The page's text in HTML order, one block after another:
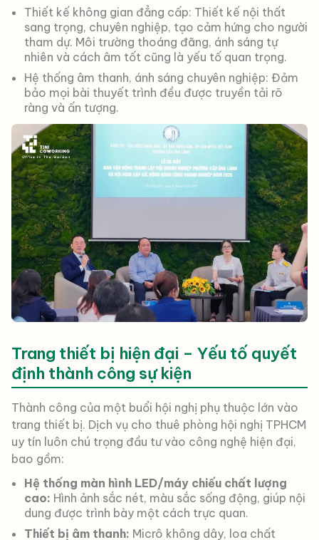
Thiết kế không gian đẳng cấp: Thiết kế nội thất
sang trọng, chuyên nghiệp, tạo cảm hứng cho người
tham dự. Môi trường thoáng đãng, ánh sáng tự
nhiên và cách âm tốt cũng là yếu tố quan trọng.
Hệ thống âm thanh, ánh sáng chuyên nghiệp: Đảm
bảo mọi bài thuyết trình đều được truyền tải rõ
ràng và ấn tượng.
Trang thiết bị hiện đại – Yếu tố quyết
định thành công sự kiện
Thành công của một buổi hội nghị phụ thuộc lớn vào
trang thiết bị. Dịch vụ cho thuê phòng hội nghị TPHCM
uy tín luôn chú trọng đầu tư vào công nghệ hiện đại,
bao gồm:
Hệ thống màn hình LED/máy chiếu chất lượng
cao: Hình ảnh sắc nét, màu sắc sống động, giúp nội
dung được trình bày một cách trực quan.
Thiết bị âm thanh: Micrô không dây, loa chất